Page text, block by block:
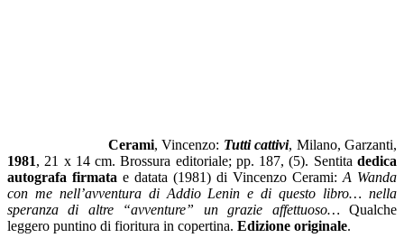
Cerami, Vincenzo: Tutti cattivi, Milano, Garzanti,
1981, 21 x 14 cm. Brossura editoriale; pp. 187, (5). Sentita dedica
autografa firmata e datata (1981) di Vincenzo Cerami: A Wanda
con me nell’avventura di Addio Lenin e di questo libro… nella
speranza di altre “avventure” un grazie affettuoso… Qualche
leggero puntino di fioritura in copertina. Edizione originale.